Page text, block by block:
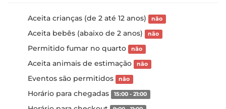
Aceita crianças (de 2 até 12 anos) não
Aceita bebês (abaixo de 2 anos) não
Permitido fumar no quarto não
Aceita animais de estimação não
Eventos são permitidos não
Horário para chegadas 15:00 - 21:00